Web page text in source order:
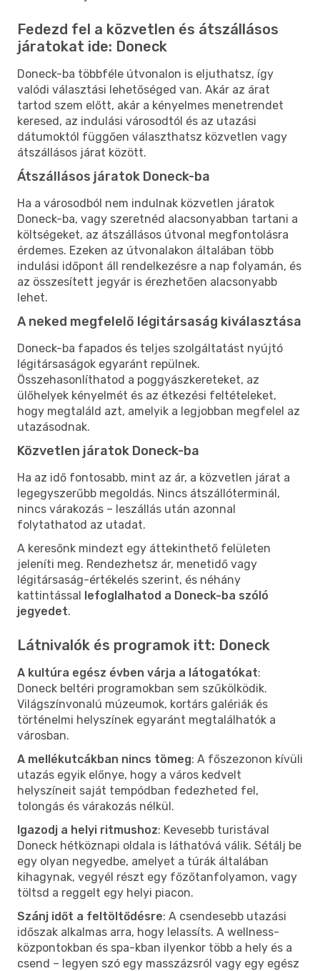
Fedezd fel a közvetlen és átszállásos
járatokat ide: Doneck
Doneck-ba többféle útvonalon is eljuthatsz, így
valódi választási lehetőséged van. Akár az árat
tartod szem előtt, akár a kényelmes menetrendet
keresed, az indulási városodtól és az utazási
dátumoktól függően választhatsz közvetlen vagy
átszállásos járat között.
Átszállásos járatok Doneck-ba
Ha a városodból nem indulnak közvetlen járatok
Doneck-ba, vagy szeretnéd alacsonyabban tartani a
költségeket, az átszállásos útvonal megfontolásra
érdemes. Ezeken az útvonalakon általában több
indulási időpont áll rendelkezésre a nap folyamán, és
az összesített jegyár is érezhetően alacsonyabb
lehet.
A neked megfelelő légitársaság kiválasztása
Doneck-ba fapados és teljes szolgáltatást nyújtó
légitársaságok egyaránt repülnek.
Összehasonlíthatod a poggyászkereteket, az
ülőhelyek kényelmét és az étkezési feltételeket,
hogy megtaláld azt, amelyik a legjobban megfelel az
utazásodnak.
Közvetlen járatok Doneck-ba
Ha az idő fontosabb, mint az ár, a közvetlen járat a
legegyszerűbb megoldás. Nincs átszállóterminál,
nincs várakozás – leszállás után azonnal
folytathatod az utadat.
A keresőnk mindezt egy áttekinthető felületen
jeleníti meg. Rendezhetsz ár, menetidő vagy
légitársaság-értékelés szerint, és néhány
kattintással lefoglalhatod a Doneck-ba szóló
jegyedet.
Látnivalók és programok itt: Doneck
A kultúra egész évben várja a látogatókat:
Doneck beltéri programokban sem szűkölködik.
Világszínvonalú múzeumok, kortárs galériák és
történelmi helyszínek egyaránt megtalálhatók a
városban.
A mellékutcákban nincs tömeg: A főszezonon kívüli
utazás egyik előnye, hogy a város kedvelt
helyszíneit saját tempódban fedezheted fel,
tolongás és várakozás nélkül.
Igazodj a helyi ritmushoz: Kevesebb turistával
Doneck hétköznapi oldala is láthatóvá válik. Sétálj be
egy olyan negyedbe, amelyet a túrák általában
kihagynak, vegyél részt egy főzőtanfolyamon, vagy
töltsd a reggelt egy helyi piacon.
Szánj időt a feltöltődésre: A csendesebb utazási
időszak alkalmas arra, hogy lelassíts. A wellness-
központokban és spa-kban ilyenkor több a hely és a
csend – legyen szó egy masszázsról vagy egy egész